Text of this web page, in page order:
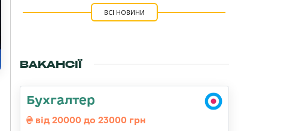
ВСІ НОВИНИ
ВАКАНСІЇ
Бухгалтер
від 20000 до 23000 грн